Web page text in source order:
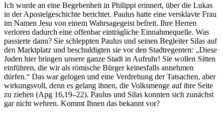
Ich wurde an eine Begebenheit in Philippi erinnert, über die Lukas
in der Apostelgeschichte berichtet. Paulus hatte eine versklavte Frau
im Namen Jesu von einem Wahrsagegeist befreit. Ihre Herren
verloren dadurch eine offenbar einträgliche Einnahmequelle. Was
passierte dann? Sie schleppten Paulus und seinen Begleiter Silas auf
den Marktplatz und beschuldigten sie vor den Stadtregenten: „Diese
Juden hier bringen unsere ganze Stadt in Aufruhr! Sie wollen Sitten
einführen, die wir als römische Bürger keinesfalls annehmen
dürfen.“ Das war gelogen und eine Verdrehung der Tatsachen, aber
wirkungsvoll, denn es gelang ihnen, die Volksmenge auf ihre Seite
zu ziehen (Apg 16,19–22). Paulus und Silas konnten sich zunächst
gar nicht wehren. Kommt Ihnen das bekannt vor?